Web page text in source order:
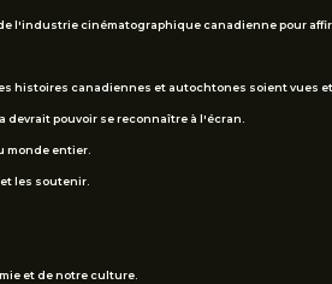
l'industrie cinématographique canadienne pour
histoires canadiennes et autochtones soient vues
devrait pouvoir se reconnaître à l'écran.
monde entier.
les soutenir.
et de notre culture.